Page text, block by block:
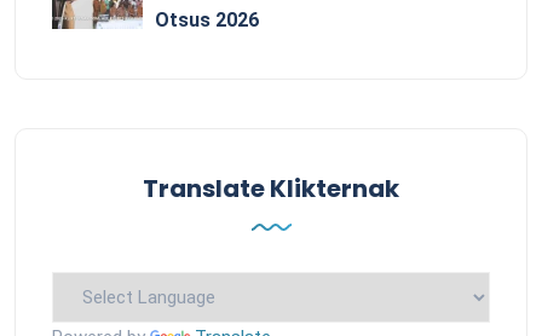
Otsus 2026
Translate Klikternak